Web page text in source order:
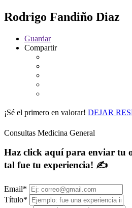
Rodrigo Fandiño Diaz
Guardar
Compartir
¡Sé el primero en valorar! DEJAR
Consultas Medicina General
Haz click aquí para enviar tu
tal fue tu experiencia! ✍
Email*
Título*